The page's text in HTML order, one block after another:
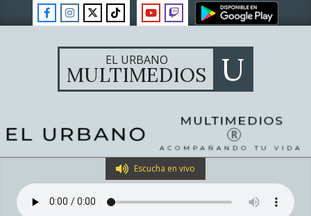
to
EL URBANO
MULTIMEDIOS U
Navigation
Menu
Escucha en vivo